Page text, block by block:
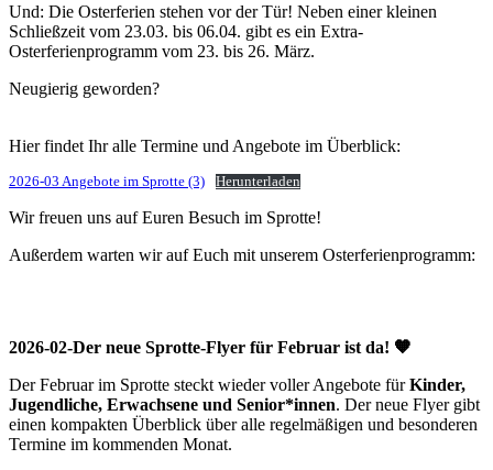
Und: Die Osterferien stehen vor der Tür! Neben einer kleinen
Schließzeit vom 23.03. bis 06.04. gibt es ein Extra-
Osterferienprogramm vom 23. bis 26. März.
Neugierig geworden?
Hier findet Ihr alle Termine und Angebote im Überblick:
2026-03 Angebote im Sprotte (3) Herunterladen
Wir freuen uns auf Euren Besuch im Sprotte!
Außerdem warten wir auf Euch mit unserem Osterferienprogramm:
2026-02-Der neue Sprotte-Flyer für Februar ist da! 🧡
Der Februar im Sprotte steckt wieder voller Angebote fürKinder,
Jugendliche, Erwachsene und Senior*innen. Der neue Flyer gibt
einen kompakten Überblick über alle regelmäßigen und besonderen
Termine im kommenden Monat.